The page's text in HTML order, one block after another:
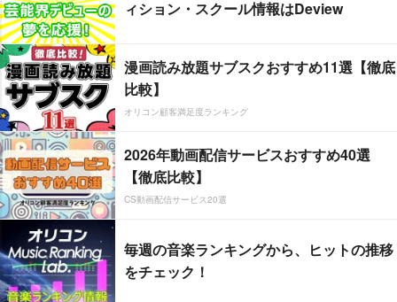
ィション・スクール情報はDeview
漫画読み放題サブスクおすすめ11選【徹底
比較】
オリコン顧客満足度ランキング
2026年動画配信サービスおすすめ40選
【徹底比較】
CS動画配信サービス20選
毎週の音楽ランキングから、ヒットの推移
をチェック！